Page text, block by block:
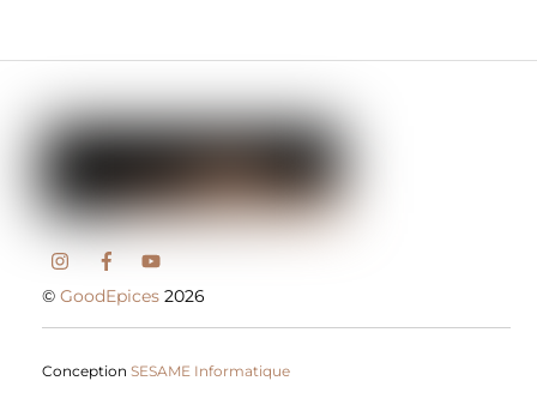
©GoodEpices 2026
ConceptionSESAME Informatique